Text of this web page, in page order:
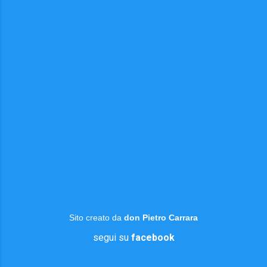
Sito creato da don Pietro Carrara
segui su facebook